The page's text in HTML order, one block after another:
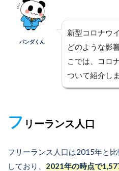
パンダくん
新型コロナウ
どのような影
こでは、コロ
ついて紹介しま
フ リーランス人口
フリーランス人口は2015年と
しており、 2021年の時点で